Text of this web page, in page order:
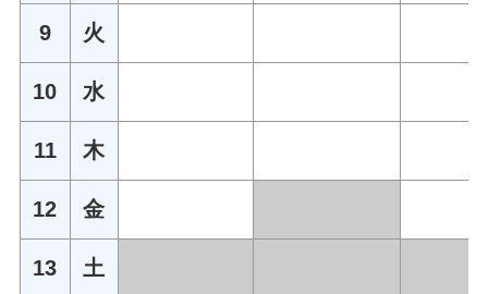
9 火
10 水
11 木
12 金
13 土